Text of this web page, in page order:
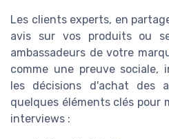
Les clients experts, en
avis sur vos produits ou
ambassadeurs de votre
comme une preuve sociale,
les décisions d'achat des
quelques éléments clés pour
interviews :